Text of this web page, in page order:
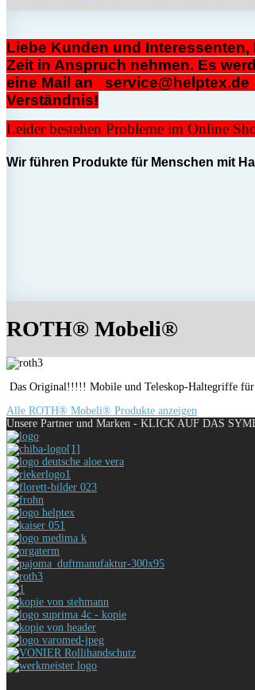
Liebe Kunden und
Zeit in Anspruch nehmen. Es
eine Mail an service@helptex.de
Verständnis!
Leider bestehen Probleme im Online
Wir führen Produkte für Menschen mit
ROTH® Mobeli®
Das Original!!!!! Mobile und Teleskop-Haltegriffe
Alle ROTH® Mobeli® Produkte anzeigen
Unsere Partner und Marken - KLICK AUF DAS